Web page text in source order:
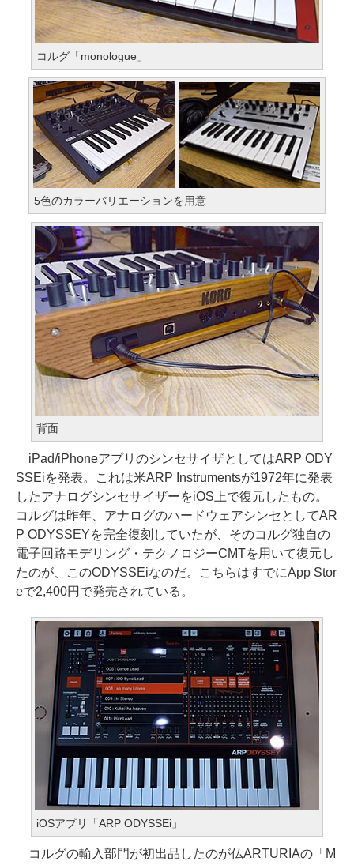
コルグ「monologue」
5色のカラーバリエーションを用意
背面
iPad/iPhoneアプリのシンセサイザとしてはARP ODY
SSEiを発表。これは米ARP Instrumentsが1972年に発表
したアナログシンセサイザーをiOS上で復元したもの。
コルグは昨年、アナログのハードウェアシンセとしてAR
P ODYSSEYを完全復刻していたが、そのコルグ独自の
電子回路モデリング・テクノロジーCMTを用いて復元し
たのが、このODYSSEiなのだ。こちらはすでにApp Stor
eで2,400円で発売されている。
iOSアプリ「ARP ODYSSEi」
コルグの輸入部門が初出品したのが仏ARTURIAの「M